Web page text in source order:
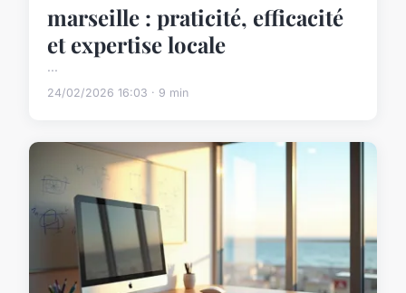
marseille : praticité, efficacité
et expertise locale
...
24/02/2026 16:03 · 9 min